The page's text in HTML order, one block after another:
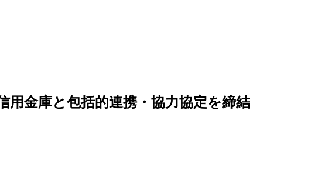
用金庫と包括的連携・協力協定を締結